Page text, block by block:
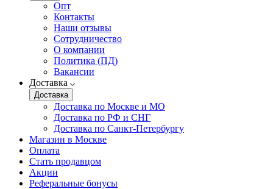
Опт
Контакты
Наши отзывы
Сотрудничество
О компании
Политика (ПД)
Вакансии
Доставка
Доставка
Доставка по Москве и МО
Доставка по РФ и СНГ
Доставка по Санкт-Петербургу
Магазин в Москве
Оплата
Стать продавцом
Акции
Реферальные бонусы